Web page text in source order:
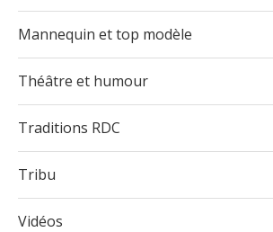
Mannequin et top modèle
Théâtre et humour
Traditions RDC
Tribu
Vidéos